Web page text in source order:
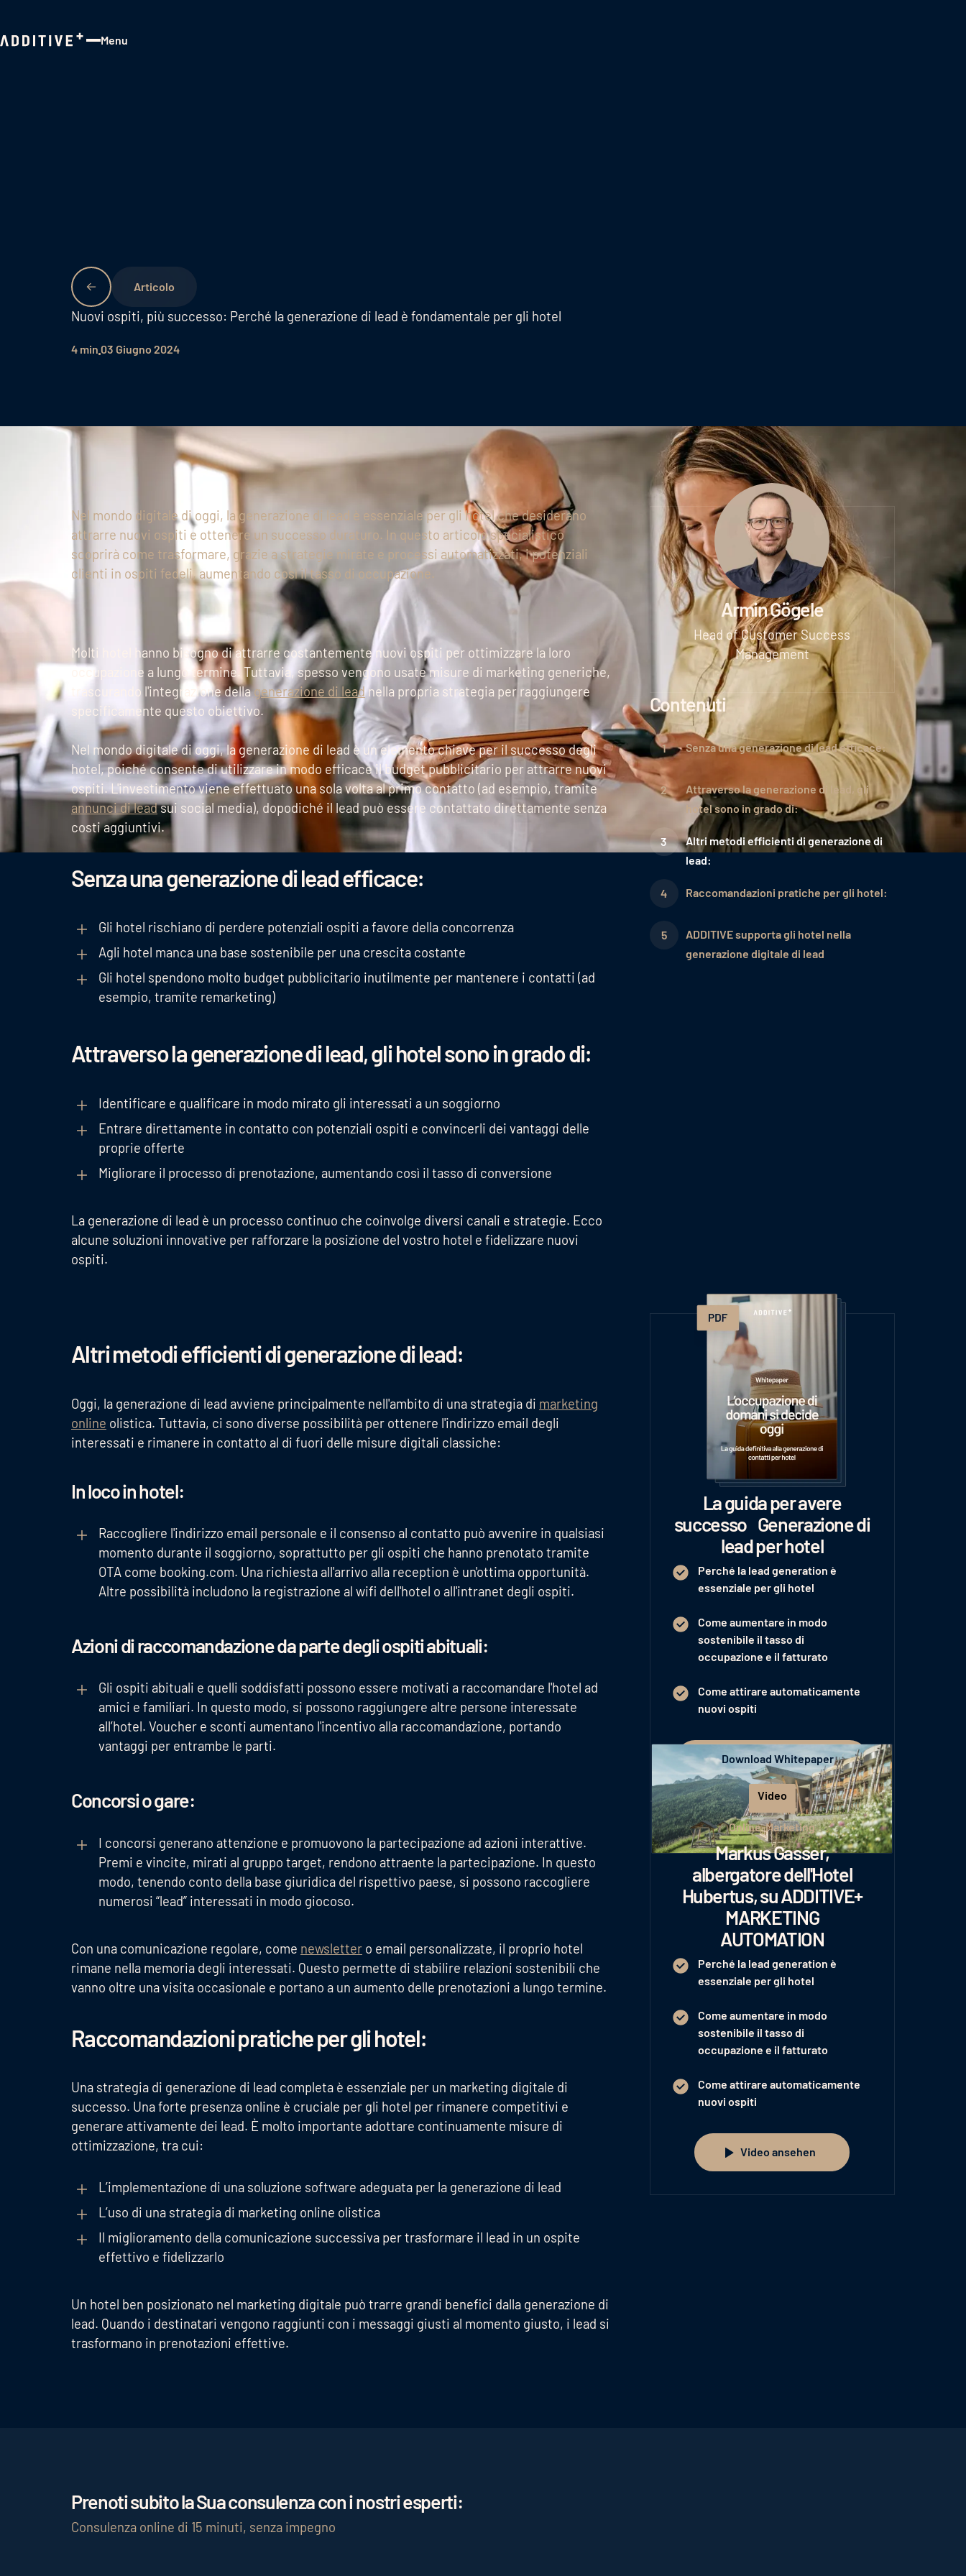
Menu
Nuovi ospiti, più successo: Perché la generazione di lead è fondamentale per gli hotel
4 min 03 Giugno 2024
Nel mondo digitale di oggi, la generazione di lead è essenziale per gli hotel che desiderano
attrarre nuovi ospiti e ottenere un successo duraturo. In questo articolo specialistico
scoprirà come trasformare, grazie a strategie mirate e processi automatizzati, i potenziali
clienti in ospiti fedeli, aumentando così il tasso di occupazione.
Molti hotel hanno bisogno di attrarre costantemente nuovi ospiti per ottimizzare la loro
occupazione a lungo termine. Tuttavia, spesso vengono usate misure di marketing generiche,
trascurando l'integrazione dellagenerazione di leadnella propria strategia per raggiungere
specificamente questo obiettivo.
Nel mondo digitale di oggi, la generazione di lead è un elemento chiave per il successo degli
hotel, poiché consente di utilizzare in modo efficace il budget pubblicitario per attrarre nuovi
ospiti. L'investimento viene effettuato una sola volta al primo contatto (ad esempio, tramite
annunci di leadsui social media), dopodiché il lead può essere contattato direttamente senza
costi aggiuntivi.
Senza una generazione di lead efficace:
Gli hotel rischiano di perdere potenziali ospiti a favore della concorrenza
Agli hotel manca una base sostenibile per una crescita costante
Gli hotel spendono molto budget pubblicitario inutilmente per mantenere i contatti (ad
esempio, tramite remarketing)
Attraverso la generazione di lead, gli hotel sono in grado di:
Identificare e qualificare in modo mirato gli interessati a un soggiorno
Entrare direttamente in contatto con potenziali ospiti e convincerli dei vantaggi delle
proprie offerte
Migliorare il processo di prenotazione, aumentando così il tasso di conversione
La generazione di lead è un processo continuo che coinvolge diversi canali e strategie. Ecco
alcune soluzioni innovative per rafforzare la posizione del vostro hotel e fidelizzare nuovi
ospiti.
Armin Gögele
Head of Customer Success
Management
Contenuti
Senza una generazione di lead efficace:
Attraverso la generazione di lead, gli
hotel sono in grado di:
Altri metodi efficienti di generazione di
lead:
Raccomandazioni pratiche per gli hotel:
ADDITIVE supporta gli hotel nella
generazione digitale di lead
Altri metodi efficienti di generazione di lead:
Oggi, la generazione di lead avviene principalmente nell'ambito di una strategia di marketing
online olistica. Tuttavia, ci sono diverse possibilità per ottenere l'indirizzo email degli
interessati e rimanere in contatto al di fuori delle misure digitali classiche:
In loco in hotel:
Raccogliere l'indirizzo email personale e il consenso al contatto può avvenire in qualsiasi
momento durante il soggiorno, soprattutto per gli ospiti che hanno prenotato tramite
OTA come booking.com. Una richiesta all'arrivo alla reception è un'ottima opportunità.
Altre possibilità includono la registrazione al wifi dell'hotel o all'intranet degli ospiti.
Azioni di raccomandazione da parte degli ospiti abituali:
Gli ospiti abituali e quelli soddisfatti possono essere motivati a raccomandare l'hotel ad
amici e familiari. In questo modo, si possono raggiungere altre persone interessate
all’hotel. Voucher e sconti aumentano l'incentivo alla raccomandazione, portando
vantaggi per entrambe le parti.
Concorsi o gare:
I concorsi generano attenzione e promuovono la partecipazione ad azioni interattive.
Premi e vincite, mirati al gruppo target, rendono attraente la partecipazione. In questo
modo, tenendo conto della base giuridica del rispettivo paese, si possono raccogliere
numerosi “lead” interessati in modo giocoso.
Con una comunicazione regolare, come newsletter o email personalizzate, il proprio hotel
rimane nella memoria degli interessati. Questo permette di stabilire relazioni sostenibili che
vanno oltre una visita occasionale e portano a un aumento delle prenotazioni a lungo termine.
Raccomandazioni pratiche per gli hotel:
Una strategia di generazione di lead completa è essenziale per un marketing digitale di
successo. Una forte presenza online è cruciale per gli hotel per rimanere competitivi e
generare attivamente dei lead. È molto importante adottare continuamente misure di
ottimizzazione, tra cui:
L’implementazione di una soluzione software adeguata per la generazione di lead
L’uso di una strategia di marketing online olistica
Il miglioramento della comunicazione successiva per trasformare il lead in un ospite
effettivo e fidelizzarlo
Un hotel ben posizionato nel marketing digitale può trarre grandi benefici dalla generazione di
lead. Quando i destinatari vengono raggiunti con i messaggi giusti al momento giusto, i lead si
trasformano in prenotazioni effettive.
La guida per avere
successo Generazione di
lead per hotel
Perché la lead generation è
essenziale per gli hotel
Come aumentare in modo
sostenibile il tasso di
occupazione e il fatturato
Come attirare automaticamente
nuovi ospiti
Download Whitepaper
Download Whitepaper
Video
Online-Marketing
Markus Gasser,
albergatore dell'Hotel
Hubertus, su ADDITIVE+
MARKETING
AUTOMATION
Perché la lead generation è
essenziale per gli hotel
Come aumentare in modo
sostenibile il tasso di
occupazione e il fatturato
Come attirare automaticamente
nuovi ospiti
Video ansehen
Video ansehen
Prenoti subito la Sua consulenza con i nostri esperti:
Consulenza online di 15 minuti, senza impegno